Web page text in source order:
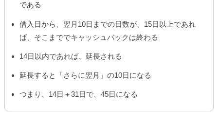
である
借入日から、翌月10日までの日数が、15日以上であれ
ば、そこまででキャッシュバックは終わる
14日以内であれば、延長される
延長すると「さらに翌月」の10日になる
つまり、14日＋31日で、45日になる